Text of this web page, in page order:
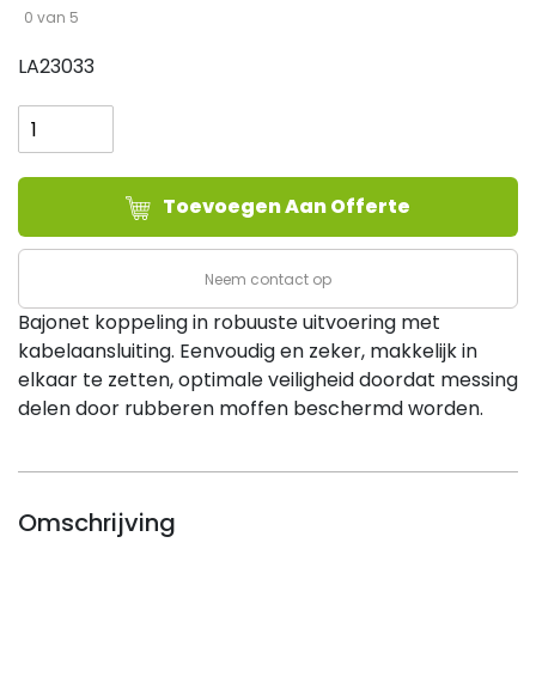
0 van 5
LA23033
WKP
35-
50,
model)
Toevoegen Aan Offerte
Neem contact op
Bajonet koppeling in robuuste uitvoering met
kabelaansluiting. Eenvoudig en zeker, makkelijk in
elkaar te zetten, optimale veiligheid doordat messing
delen door rubberen moffen beschermd worden.
Omschrijving